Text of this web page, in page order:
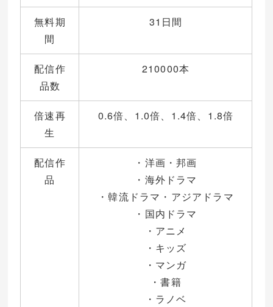
無料期
間
31日間
配信作
品数
210000本
倍速再
生
0.6倍、1.0倍、1.4倍、1.8倍
配信作
品
・洋画・邦画
・海外ドラマ
・韓流ドラマ・アジアドラマ
・国内ドラマ
・アニメ
・キッズ
・マンガ
・書籍
・ラノベ